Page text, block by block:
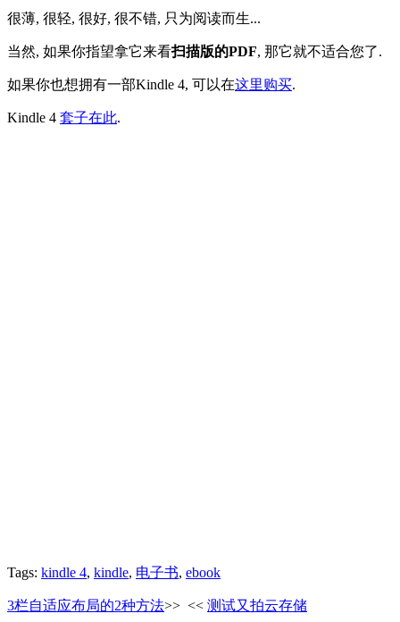
很薄, 很轻, 很好, 很不错, 只为阅读而生...
当然, 如果你指望拿它来看扫描版的PDF, 那它就不适合您了.
如果你也想拥有一部Kindle 4, 可以在这里购买.
Kindle 4 套子在此.
Tags: kindle 4, kindle, 电子书, ebook
3栏自适应布局的2种方法>> << 测试又拍云存储